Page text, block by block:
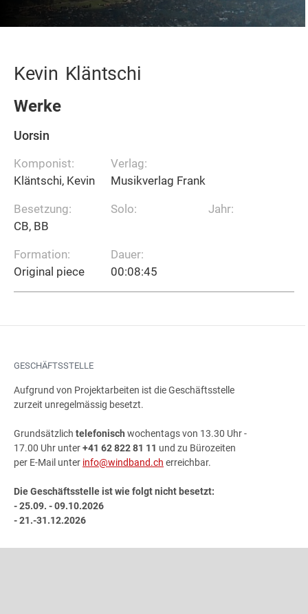
Kevin Kläntschi
Werke
Uorsin
Komponist:
Kläntschi, Kevin
Besetzung:
CB, BB
Formation:
Original piece
Verlag:
Musikverlag Frank
Solo:
Dauer:
00:08:45
Jahr:
GESCHÄFTSSTELLE
Aufgrund von Projektarbeiten ist die Geschäftsstelle
zurzeit unregelmässig besetzt.
Grundsätzlich telefonisch wochentags von 13.30 Uhr -
17.00 Uhr unter+41 62 822 81 11 und zu Bürozeiten
per E-Mail unter info@windband.ch erreichbar.
Die Geschäftsstelle ist wie folgt nicht besetzt:
- 25.09. - 09.10.2026
- 21.-31.12.2026